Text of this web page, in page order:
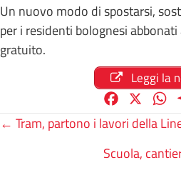
Un nuovo modo di spostarsi,
per i residenti bolognesi
gratuito.
Leggi la
a
e
W
h
t
Posts
navigation
← Tram, partono i lavori della
Scuola,